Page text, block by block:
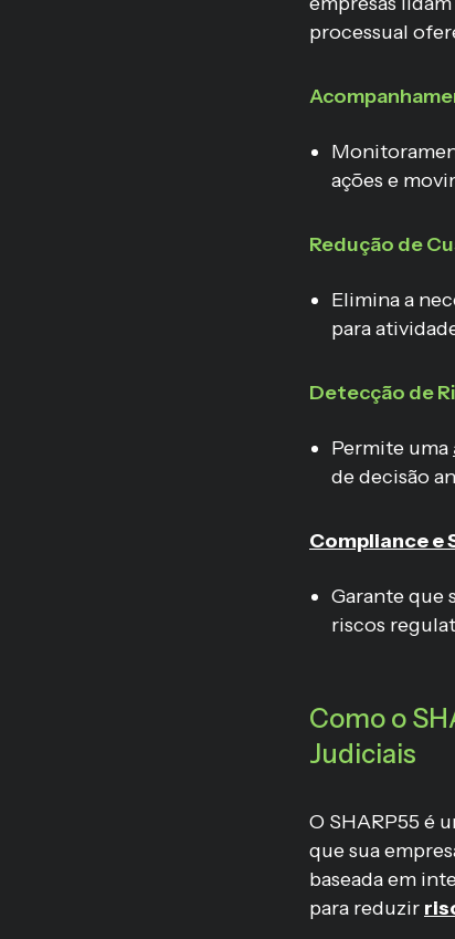
processual
ações e
Redução de
Elimina a
para
Detecção de
Permite uma
de decisão
Compliance e
Garante que
riscos
Como o
Judiciais
O SHARP55 é
que sua
baseada em
para reduzir